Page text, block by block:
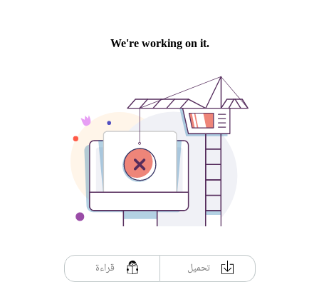
تحميل قراءة